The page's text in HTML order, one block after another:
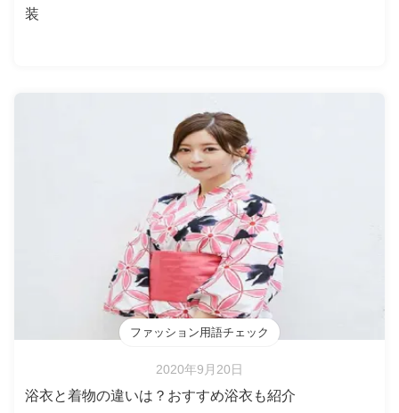
装
ファッション用語チェック
2020年9月20日
浴衣と着物の違いは？おすすめ浴衣も紹介